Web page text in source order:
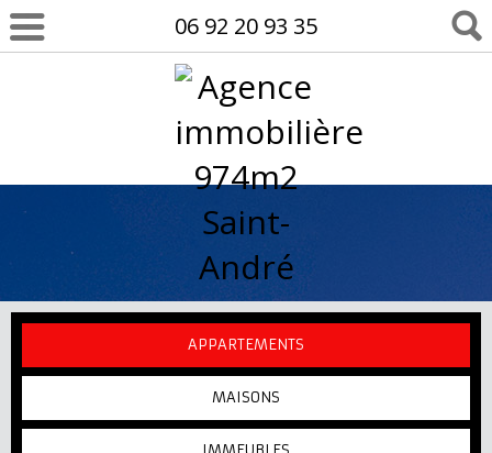
06 92 20 93 35
APPARTEMENTS
MAISONS